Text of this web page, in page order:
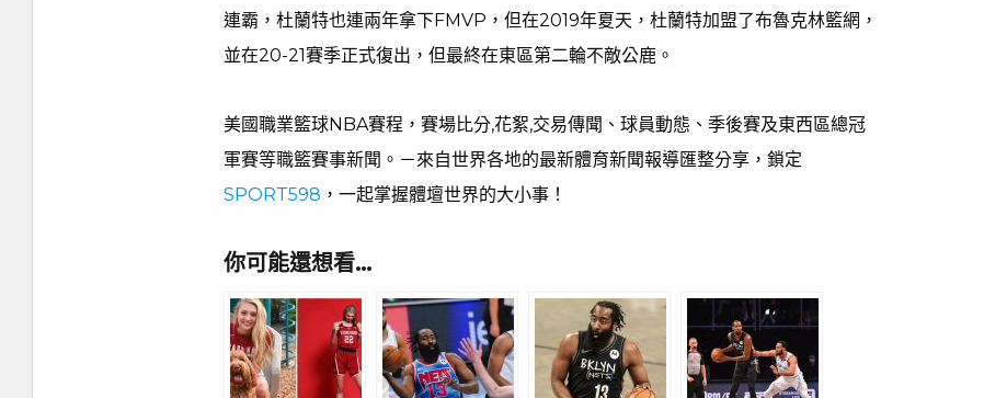
連霸，杜蘭特也連兩年拿下FMVP，但在2019年夏天，杜蘭特加盟了布魯克林籃網，
並在20-21賽季正式復出，但最終在東區第二輪不敵公鹿。
美國職業籃球NBA賽程，賽場比分,花絮,交易傳聞、球員動態、季後賽及東西區總冠
軍賽等職籃賽事新聞。－來自世界各地的最新體育新聞報導匯整分享，鎖定
SPORT598 ，一起掌握體壇世界的大小事！
你可能還想看…